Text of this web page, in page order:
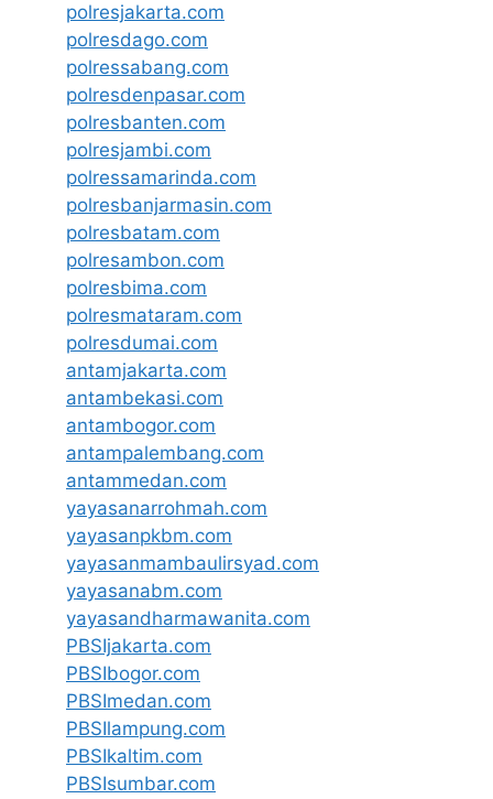
polresjakarta.com
polresdago.com
polressabang.com
polresdenpasar.com
polresbanten.com
polresjambi.com
polressamarinda.com
polresbanjarmasin.com
polresbatam.com
polresambon.com
polresbima.com
polresmataram.com
polresdumai.com
antamjakarta.com
antambekasi.com
antambogor.com
antampalembang.com
antammedan.com
yayasanarrohmah.com
yayasanpkbm.com
yayasanmambaulirsyad.com
yayasanabm.com
yayasandharmawanita.com
PBSIjakarta.com
PBSIbogor.com
PBSImedan.com
PBSIlampung.com
PBSIkaltim.com
PBSIsumbar.com